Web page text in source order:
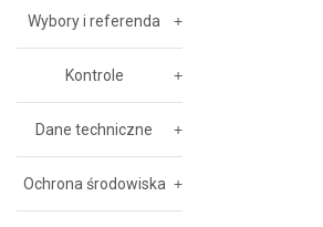
Wybory i referenda
Kontrole
Dane techniczne
Ochrona środowiska